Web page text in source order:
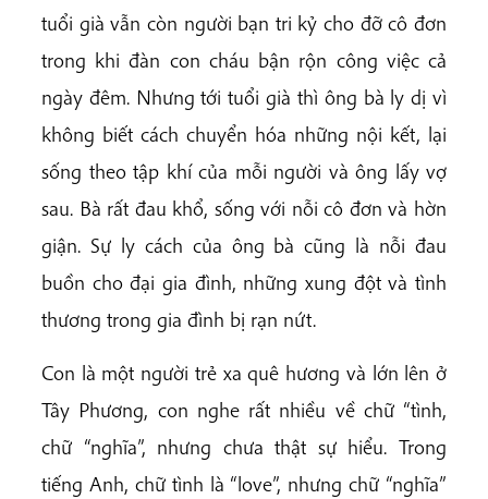
tuổi già vẫn còn người bạn tri kỷ cho đỡ cô đơn
trong khi đàn con cháu bận rộn công việc cả
ngày đêm. Nhưng tới tuổi già thì ông bà ly dị vì
không biết cách chuyển hóa những nội kết, lại
sống theo tập khí của mỗi người và ông lấy vợ
sau. Bà rất đau khổ, sống với nỗi cô đơn và hờn
giận. Sự ly cách của ông bà cũng là nỗi đau
buồn cho đại gia đình, những xung đột và tình
thương trong gia đình bị rạn nứt.
Con là một người trẻ xa quê hương và lớn lên ở
Tây Phương, con nghe rất nhiều về chữ “tình,
chữ “nghĩa”, nhưng chưa thật sự hiểu. Trong
tiếng Anh, chữ tình là “love”, nhưng chữ “nghĩa”